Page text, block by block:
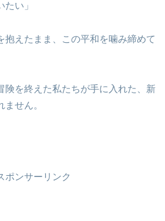
い」
抱えたまま、この平和を噛み締めて
険を終えた私たちが手に入れた、新
せん。
ポンサーリンク